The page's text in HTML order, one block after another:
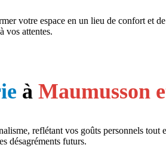
votre espace en un lieu de confort et
vos attentes.
à Maumusson
reflétant vos goûts personnels
désagréments futurs.